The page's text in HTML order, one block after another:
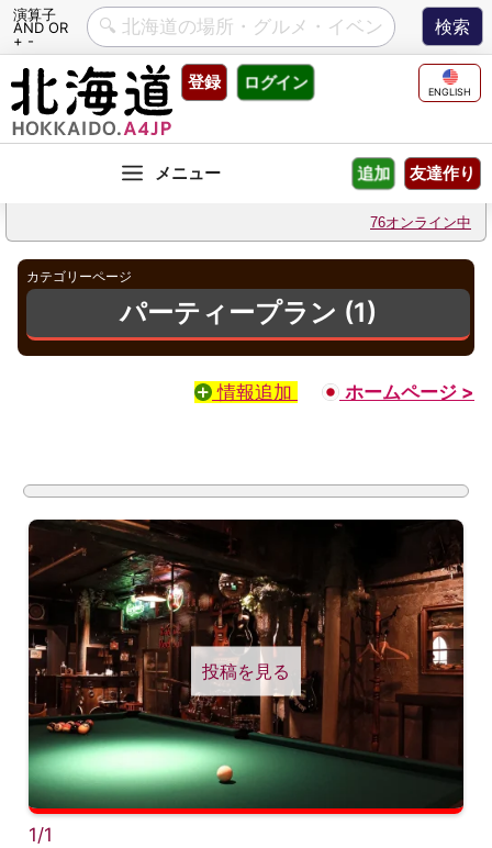
演算子
AND OR
+ -
Skip
content
登録 ログイン ENGLISH
友達作り
追加
76オンライン中
カテゴリーページ
パーティープラン (1)
情報追加 ホームページ >
投稿を見る
1/1